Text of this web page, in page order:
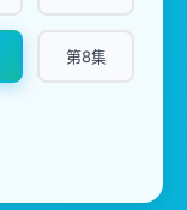
第8集